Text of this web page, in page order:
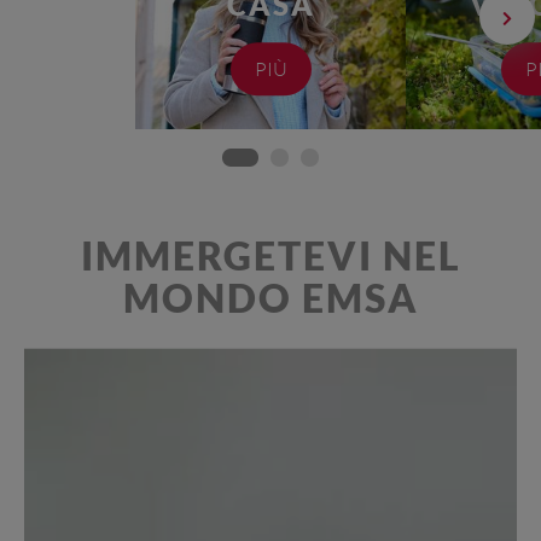
PIÙ
IMMERGETEVI NEL
MONDO EMSA